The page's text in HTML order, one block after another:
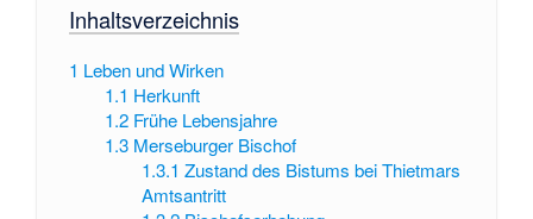
Inhaltsverzeichnis
1 Leben und Wirken
1.1 Herkunft
1.2 Frühe Lebensjahre
1.3 Merseburger Bischof
1.3.1 Zustand des Bistums bei Thietmars
Amtsantritt